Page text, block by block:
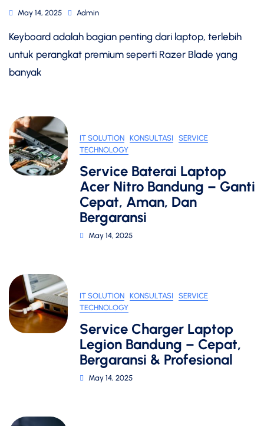
May 14, 2025 Admin
Keyboard adalah bagian penting dari laptop, terlebih
untuk perangkat premium seperti Razer Blade yang
banyak
IT SOLUTION KONSULTASI
SERVICE
TECHNOLOGY
Service Baterai Laptop
Acer Nitro Bandung – Ganti
Cepat, Aman, Dan
Bergaransi
May 14, 2025
IT SOLUTION KONSULTASI
SERVICE
TECHNOLOGY
Service Charger Laptop
Legion Bandung – Cepat,
Bergaransi & Profesional
May 14, 2025